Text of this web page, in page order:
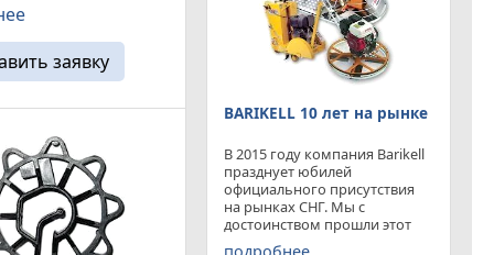
Наименование
слой Диаметр
во в упаковке
до ...
заявку
BARIKELL 10 лет на рынке
В 2015 году компания Barikell
празднует юбилей
официального присутствия
на рынках СНГ. Мы с
достоинством прошли этот
отрезок времени ,